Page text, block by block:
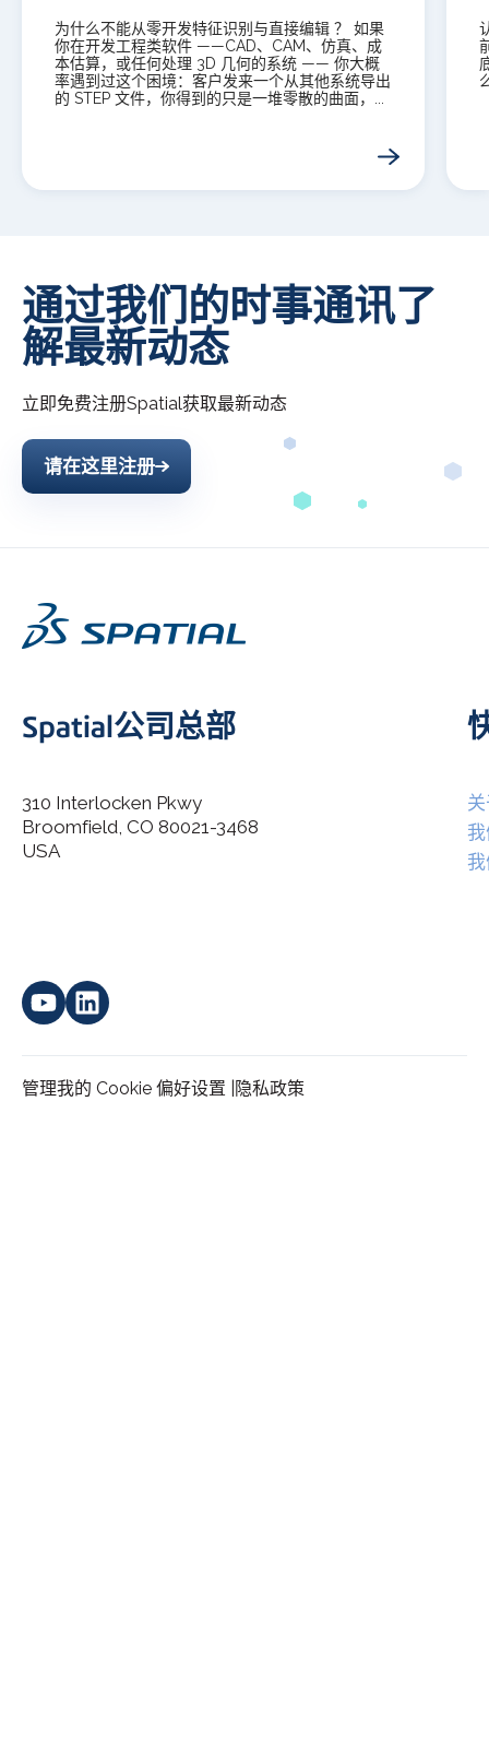
为什么不能从零开发特征识别与直接编辑 ？ 如果
你在开发工程类软件 ——CAD、CAM、仿真、成
本估算，或任何处理 3D 几何的系统 —— 你大概
率遇到过这个困境：客户发来一个从其他系统导出
的 STEP 文件，你得到的只是一堆零散的曲面，...
通过我们的时事通讯了
解最新动态
立即免费注册Spatial获取最新动态
I agree to allow Spatial Corp to store and process my
请在这里注册
Spatial公司总部
310 Interlocken Pkwy
Broomfield, CO 80021-3468
USA
管理我的 Cookie 偏好设置 | 隐私政策